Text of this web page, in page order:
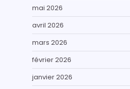
mai 2026
avril 2026
mars 2026
février 2026
janvier 2026